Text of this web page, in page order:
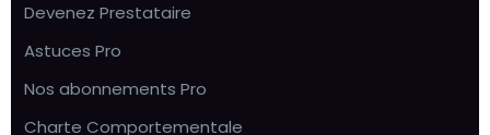
Devenez Prestataire
Astuces Pro
Nos abonnements Pro
Charte Comportementale